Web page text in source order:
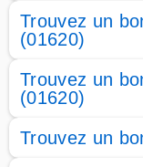
Trouvez un
(01620)
Trouvez un
(01620)
Trouvez un